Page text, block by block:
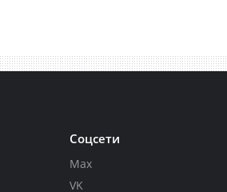
Соцсети
Max
VK